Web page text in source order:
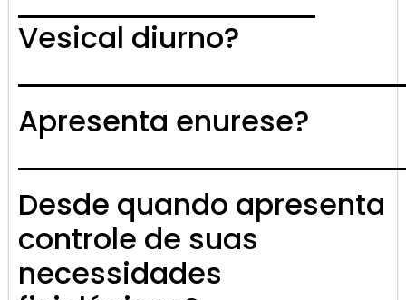
Vesical diurno?
Apresenta enurese?
Desde quando apresenta
controle de suas
necessidades